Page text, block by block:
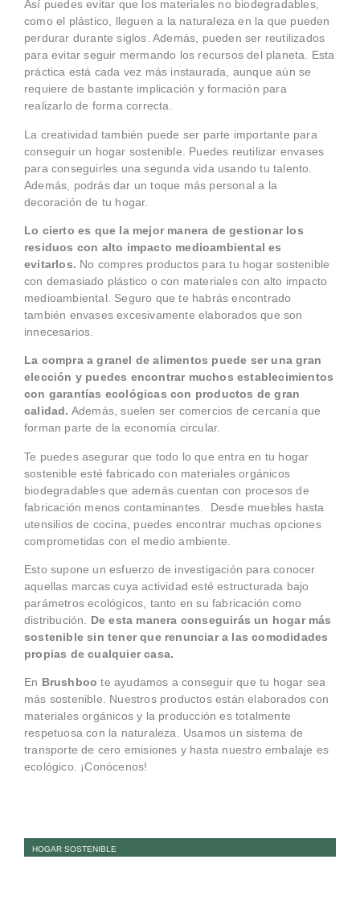
Así puedes evitar que los materiales no biodegradables,
como el plástico, lleguen a la naturaleza en la que pueden
perdurar durante siglos. Además, pueden ser reutilizados
para evitar seguir mermando los recursos del planeta. Esta
práctica está cada vez más instaurada, aunque aún se
requiere de bastante implicación y formación para
realizarlo de forma correcta.
La creatividad también puede ser parte importante para
conseguir un hogar sostenible. Puedes reutilizar envases
para conseguirles una segunda vida usando tu talento.
Además, podrás dar un toque más personal a la
decoración de tu hogar.
Lo cierto es que la mejor manera de gestionar los
residuos con alto impacto medioambiental es
evitarlos. No compres productos para tu hogar sostenible
con demasiado plástico o con materiales con alto impacto
medioambiental. Seguro que te habrás encontrado
también envases excesivamente elaborados que son
innecesarios.
La compra a granel de alimentos puede ser una gran
elección y puedes encontrar muchos establecimientos
con garantías ecológicas con productos de gran
calidad. Además, suelen ser comercios de cercanía que
forman parte de la economía circular.
Te puedes asegurar que todo lo que entra en tu hogar
sostenible esté fabricado con materiales orgánicos
biodegradables que además cuentan con procesos de
fabricación menos contaminantes. Desde muebles hasta
utensilios de cocina, puedes encontrar muchas opciones
comprometidas con el medio ambiente.
Esto supone un esfuerzo de investigación para conocer
aquellas marcas cuya actividad esté estructurada bajo
parámetros ecológicos, tanto en su fabricación como
distribución. De esta manera conseguirás un hogar más
sostenible sin tener que renunciar a las comodidades
propias de cualquier casa.
En Brushboo te ayudamos a conseguir que tu hogar sea
más sostenible. Nuestros productos están elaborados con
materiales orgánicos y la producción es totalmente
respetuosa con la naturaleza. Usamos un sistema de
transporte de cero emisiones y hasta nuestro embalaje es
ecológico. ¡Conócenos!
HOGAR SOSTENIBLE